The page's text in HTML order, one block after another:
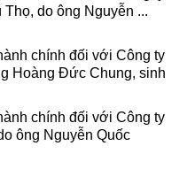
do ông Nguyễn ...
chính đối với Công ty
Hoàng Đức Chung, sinh
chính đối với Công ty
ông Nguyễn Quốc